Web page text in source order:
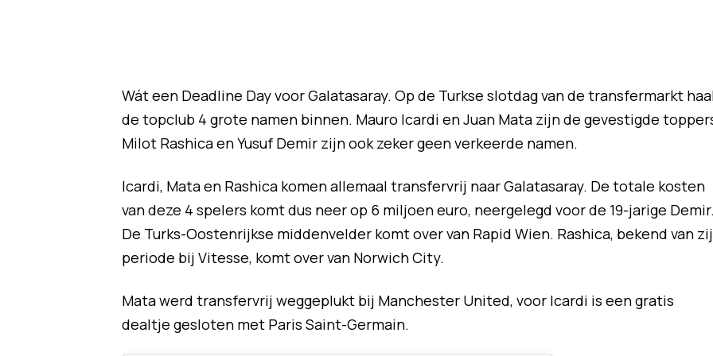
Wát een Deadline Day voor Galatasaray. Op de Turkse slotdag van de transfermarkt
de topclub 4 grote namen binnen. Mauro Icardi en Juan Mata zijn de gevestigde
Milot Rashica en Yusuf Demir zijn ook zeker geen verkeerde namen.
Icardi, Mata en Rashica komen allemaal transfervrij naar Galatasaray. De totale kosten
van deze 4 spelers komt dus neer op 6 miljoen euro, neergelegd voor de 19-jarige Demir.
De Turks-Oostenrijkse middenvelder komt over van Rapid Wien. Rashica, bekend van
periode bij Vitesse, komt over van Norwich City.
Mata werd transfervrij weggeplukt bij Manchester United, voor Icardi is een gratis
dealtje gesloten met Paris Saint-Germain.